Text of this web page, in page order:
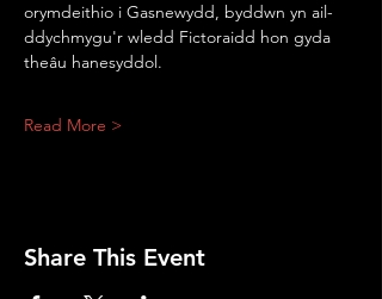
orymdeithio i Gasnewydd, byddwn yn ail-
ddychmygu'r wledd Fictoraidd hon gyda
theâu hanesyddol.
Read More >
Share This Event